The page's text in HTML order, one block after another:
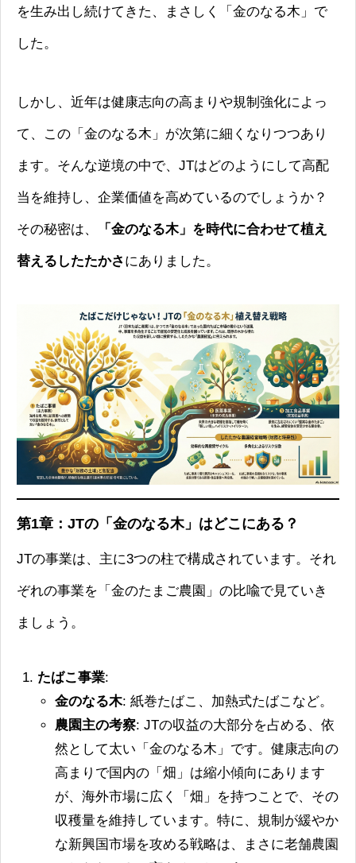
を生み出し続けてきた、まさしく「金のなる木」で
した。
しかし、近年は健康志向の高まりや規制強化によっ
て、この「金のなる木」が次第に細くなりつつあり
ます。そんな逆境の中で、JTはどのようにして高配
当を維持し、企業価値を高めているのでしょうか？
その秘密は、 「金のなる木」を時代に合わせて植え
替えるしたたかさにありました。
第1章：JTの「金のなる木」はどこにある？
JTの事業は、主に3つの柱で構成されています。それ
ぞれの事業を「金のたまご農園」の比喩で見ていき
ましょう。
たばこ事業:
金のなる木: 紙巻たばこ、加熱式たばこなど。
農園主の考察: JTの収益の大部分を占める、依
然として太い「金のなる木」です。健康志向の
高まりで国内の「畑」は縮小傾向にあります
が、海外市場に広く「畑」を持つことで、その
収穫量を維持しています。特に、規制が緩やか
な新興国市場を攻める戦略は、まさに老舗農園